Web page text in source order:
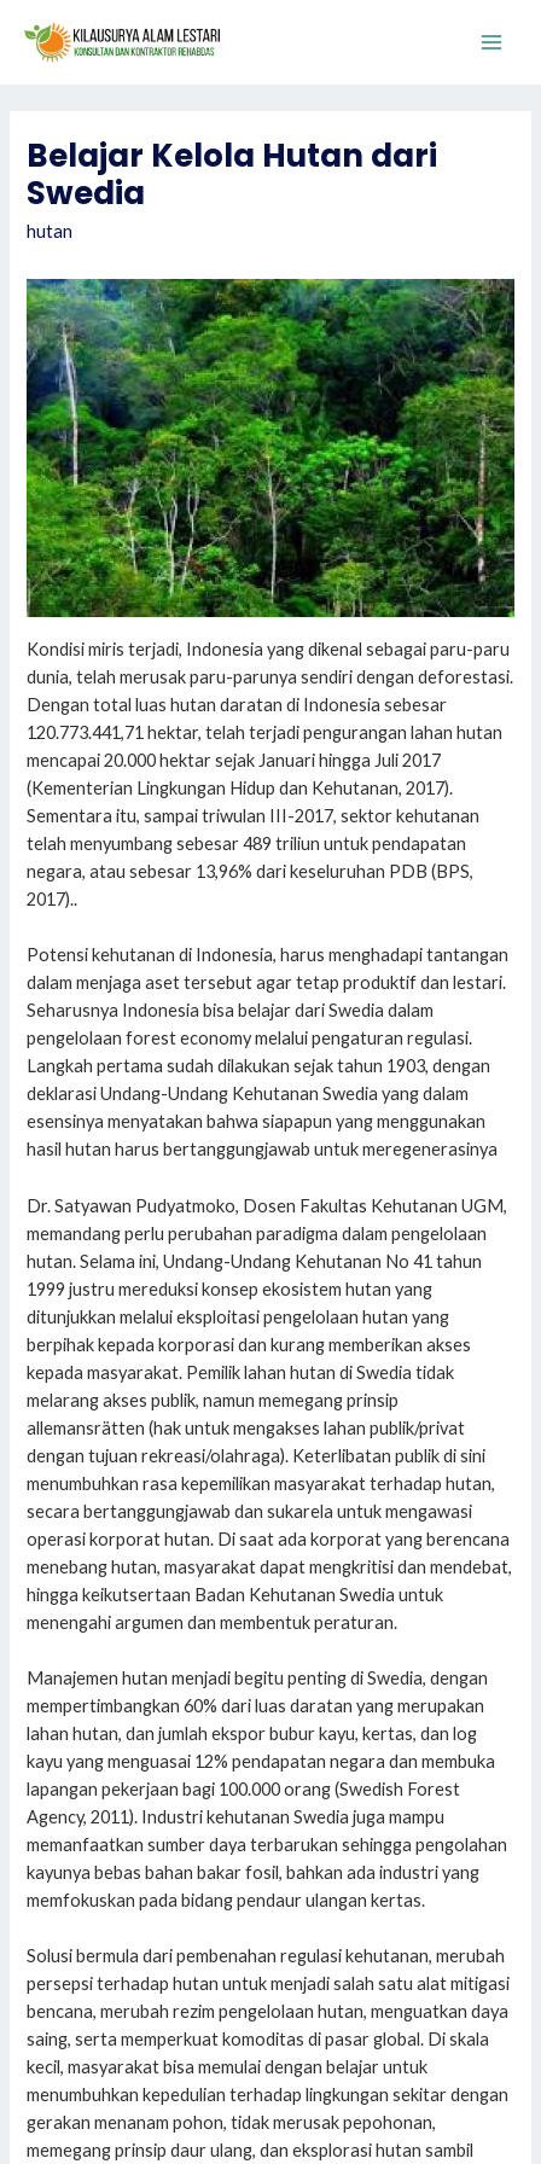
content
Belajar Kelola Hutan dari
Swedia
hutan
Kondisi miris terjadi, Indonesia yang dikenal sebagai paru-paru
dunia, telah merusak paru-parunya sendiri dengan deforestasi.
Dengan total luas hutan daratan di Indonesia sebesar
120.773.441,71 hektar, telah terjadi pengurangan lahan hutan
mencapai 20.000 hektar sejak Januari hingga Juli 2017
(Kementerian Lingkungan Hidup dan Kehutanan, 2017).
Sementara itu, sampai triwulan III-2017, sektor kehutanan
telah menyumbang sebesar 489 triliun untuk pendapatan
negara, atau sebesar 13,96% dari keseluruhan PDB (BPS,
2017)..
Potensi kehutanan di Indonesia, harus menghadapi tantangan
dalam menjaga aset tersebut agar tetap produktif dan lestari.
Seharusnya Indonesia bisa belajar dari Swedia dalam
pengelolaan forest economy melalui pengaturan regulasi.
Langkah pertama sudah dilakukan sejak tahun 1903, dengan
deklarasi Undang-Undang Kehutanan Swedia yang dalam
esensinya menyatakan bahwa siapapun yang menggunakan
hasil hutan harus bertanggungjawab untuk meregenerasinya
Dr. Satyawan Pudyatmoko, Dosen Fakultas Kehutanan UGM,
memandang perlu perubahan paradigma dalam pengelolaan
hutan. Selama ini, Undang-Undang Kehutanan No 41 tahun
1999 justru mereduksi konsep ekosistem hutan yang
ditunjukkan melalui eksploitasi pengelolaan hutan yang
berpihak kepada korporasi dan kurang memberikan akses
kepada masyarakat. Pemilik lahan hutan di Swedia tidak
melarang akses publik, namun memegang prinsip
allemansrätten (hak untuk mengakses lahan publik/privat
dengan tujuan rekreasi/olahraga). Keterlibatan publik di sini
menumbuhkan rasa kepemilikan masyarakat terhadap hutan,
secara bertanggungjawab dan sukarela untuk mengawasi
operasi korporat hutan. Di saat ada korporat yang berencana
menebang hutan, masyarakat dapat mengkritisi dan mendebat,
hingga keikutsertaan Badan Kehutanan Swedia untuk
menengahi argumen dan membentuk peraturan.
Manajemen hutan menjadi begitu penting di Swedia, dengan
mempertimbangkan 60% dari luas daratan yang merupakan
lahan hutan, dan jumlah ekspor bubur kayu, kertas, dan log
kayu yang menguasai 12% pendapatan negara dan membuka
lapangan pekerjaan bagi 100.000 orang (Swedish Forest
Agency, 2011). Industri kehutanan Swedia juga mampu
memanfaatkan sumber daya terbarukan sehingga pengolahan
kayunya bebas bahan bakar fosil, bahkan ada industri yang
memfokuskan pada bidang pendaur ulangan kertas.
Solusi bermula dari pembenahan regulasi kehutanan, merubah
persepsi terhadap hutan untuk menjadi salah satu alat mitigasi
bencana, merubah rezim pengelolaan hutan, menguatkan daya
saing, serta memperkuat komoditas di pasar global. Di skala
kecil, masyarakat bisa memulai dengan belajar untuk
menumbuhkan kepedulian terhadap lingkungan sekitar dengan
gerakan menanam pohon, tidak merusak pepohonan,
memegang prinsip daur ulang, dan eksplorasi hutan sambil